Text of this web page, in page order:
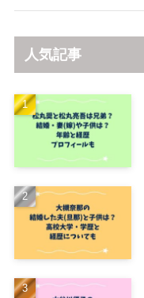
人気記事